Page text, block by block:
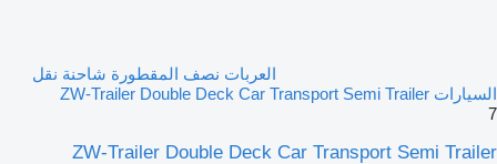
العربات نصف المقطورة شاحنة نقل
السيارات ZW-Trailer Double Deck Car Transport Semi Trailer
7
ZW-Trailer Double Deck Car Transport Semi Trailer